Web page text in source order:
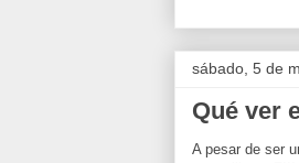
sábado, 5 de
Qué ver
A pesar de ser